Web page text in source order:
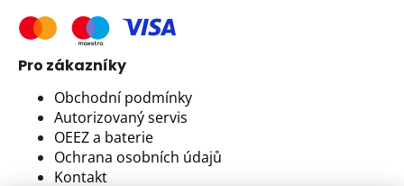
Pro zákazníky
Obchodní podmínky
Autorizovaný servis
OEEZ a baterie
Ochrana osobních údajů
Kontakt